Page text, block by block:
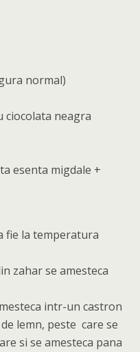
normal)
ciocolata neagra
esenta migdale +
fie la temperatura
zahar se amesteca
intr-un castron
lemn, peste care se
si se amesteca pana